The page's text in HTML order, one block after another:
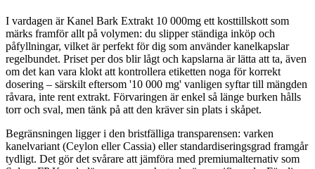
I vardagen är Kanel Bark Extrakt 10 000mg ett kosttillskott som
märks framför allt på volymen: du slipper ständiga inköp och
påfyllningar, vilket är perfekt för dig som använder kanelkapslar
regelbundet. Priset per dos blir lågt och kapslarna är lätta att ta, även
om det kan vara klokt att kontrollera etiketten noga för korrekt
dosering – särskilt eftersom '10 000 mg' vanligen syftar till mängden
råvara, inte rent extrakt. Förvaringen är enkel så länge burken hålls
torr och sval, men tänk på att den kräver sin plats i skåpet.
Begränsningen ligger i den bristfälliga transparensen: varken
kanelvariant (Ceylon eller Cassia) eller standardiseringsgrad framgår
tydligt. Det gör det svårare att jämföra med premiumalternativ som